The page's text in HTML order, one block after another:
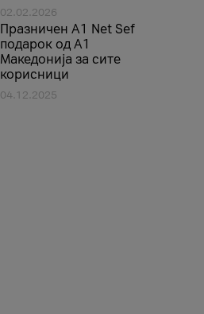
02.02.2026
Празничен A1 Net Sеf
подарок од А1
Македонија за сите
корисници
04.12.2025